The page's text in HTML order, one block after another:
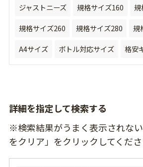
ジャストニーズ 規格サイズ160
規
規格サイズ260
規格サイズ280
規
A4サイズ
ボトル対応サイズ 格安
詳細を指定して検索する
※検索結果がうまく表示されな
をクリア」をクリックしてくだ